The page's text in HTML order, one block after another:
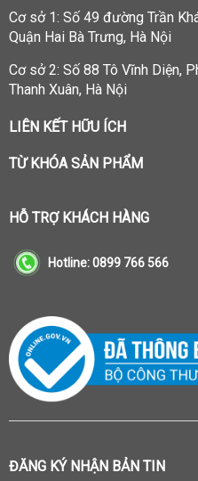
Cơ sở 1: Số 49 đường Trần
Quận Hai Bà Trưng, Hà Nội
Cơ sở 2: Số 88 Tô Vĩnh Diện,
Thanh Xuân, Hà Nội
LIÊN KẾT HỮU ÍCH
TỪ KHÓA SẢN PHẨM
HỖ TRỢ KHÁCH HÀNG
Hotline:0899 766 566
ĐĂNG KÝ NHẬN BẢN TIN